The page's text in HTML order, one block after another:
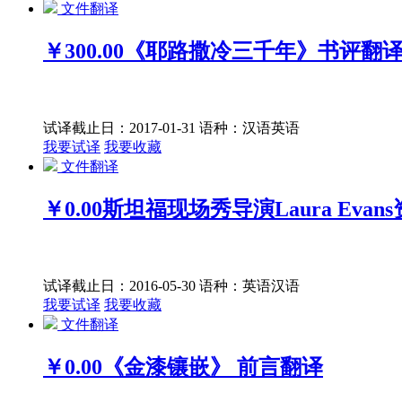
文件翻译
￥300.00 《耶路撒冷三千年》书评翻
试译截止日：2017-01-31 语种：汉语英语
我要试译 我要收藏
文件翻译
￥0.00斯坦福现场秀导演Laura Evans
试译截止日：2016-05-30 语种：英语汉语
我要试译 我要收藏
文件翻译
￥0.00 《金漆镶嵌》 前言翻译